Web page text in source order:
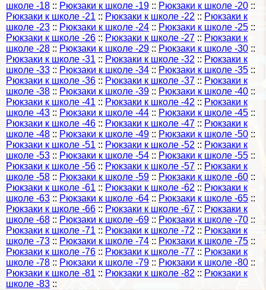
школе -18 :: Рюкзаки к школе -19 :: Рюкзаки к школе -20 ::
Рюкзаки к школе -21 :: Рюкзаки к школе -22 :: Рюкзаки к
школе -23 :: Рюкзаки к школе -24 :: Рюкзаки к школе -25 ::
Рюкзаки к школе -26 :: Рюкзаки к школе -27 :: Рюкзаки к
школе -28 :: Рюкзаки к школе -29 :: Рюкзаки к школе -30 ::
Рюкзаки к школе -31 :: Рюкзаки к школе -32 :: Рюкзаки к
школе -33 :: Рюкзаки к школе -34 :: Рюкзаки к школе -35 ::
Рюкзаки к школе -36 :: Рюкзаки к школе -37 :: Рюкзаки к
школе -38 :: Рюкзаки к школе -39 :: Рюкзаки к школе -40 ::
Рюкзаки к школе -41 :: Рюкзаки к школе -42 :: Рюкзаки к
школе -43 :: Рюкзаки к школе -44 :: Рюкзаки к школе -45 ::
Рюкзаки к школе -46 :: Рюкзаки к школе -47 :: Рюкзаки к
школе -48 :: Рюкзаки к школе -49 :: Рюкзаки к школе -50 ::
Рюкзаки к школе -51 :: Рюкзаки к школе -52 :: Рюкзаки к
школе -53 :: Рюкзаки к школе -54 :: Рюкзаки к школе -55 ::
Рюкзаки к школе -56 :: Рюкзаки к школе -57 :: Рюкзаки к
школе -58 :: Рюкзаки к школе -59 :: Рюкзаки к школе -60 ::
Рюкзаки к школе -61 :: Рюкзаки к школе -62 :: Рюкзаки к
школе -63 :: Рюкзаки к школе -64 :: Рюкзаки к школе -65 ::
Рюкзаки к школе -66 :: Рюкзаки к школе -67 :: Рюкзаки к
школе -68 :: Рюкзаки к школе -69 :: Рюкзаки к школе -70 ::
Рюкзаки к школе -71 :: Рюкзаки к школе -72 :: Рюкзаки к
школе -73 :: Рюкзаки к школе -74 :: Рюкзаки к школе -75 ::
Рюкзаки к школе -76 :: Рюкзаки к школе -77 :: Рюкзаки к
школе -78 :: Рюкзаки к школе -79 :: Рюкзаки к школе -80 ::
Рюкзаки к школе -81 :: Рюкзаки к школе -82 :: Рюкзаки к
школе -83 ::